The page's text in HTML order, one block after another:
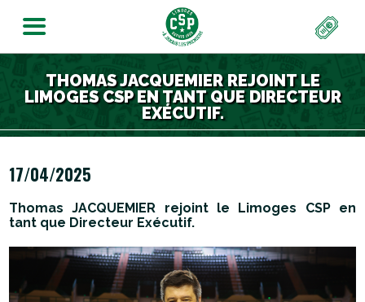
THOMAS JACQUEMIER REJOINT LE
LIMOGES CSP EN TANT QUE DIRECTEUR
EXÉCUTIF.
17/04/2025
Thomas JACQUEMIER rejoint le Limoges CSP en
tant que Directeur Exécutif.